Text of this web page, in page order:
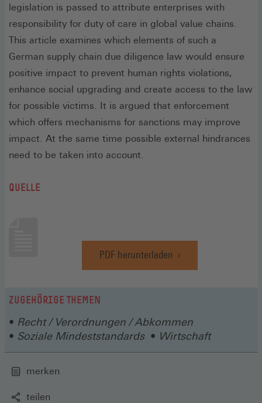
legislation is passed to attribute enterprises with
responsibility for duty of care in global value chains.
This article examines which elements of such a
German supply chain due diligence law would ensure
positive impact to prevent human rights violations,
enhance social upgrading and create access to the law
for possible victims. It is argued that enforcement
which offers mechanisms for sanctions may improve
impact. At the same time possible external hindrances
need to be taken into account.
QUELLE
PDF herunterladen
(Öffnet
in
ZUGEHÖRIGE THEMEN
Recht / Verordnungen / Abkommen
Soziale Mindeststandards
Wirtschaft
merken
teilen